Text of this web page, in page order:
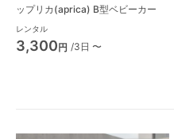
ップリカ(aprica) B型ベビーカー
レンタル
3,300円 /3日 〜